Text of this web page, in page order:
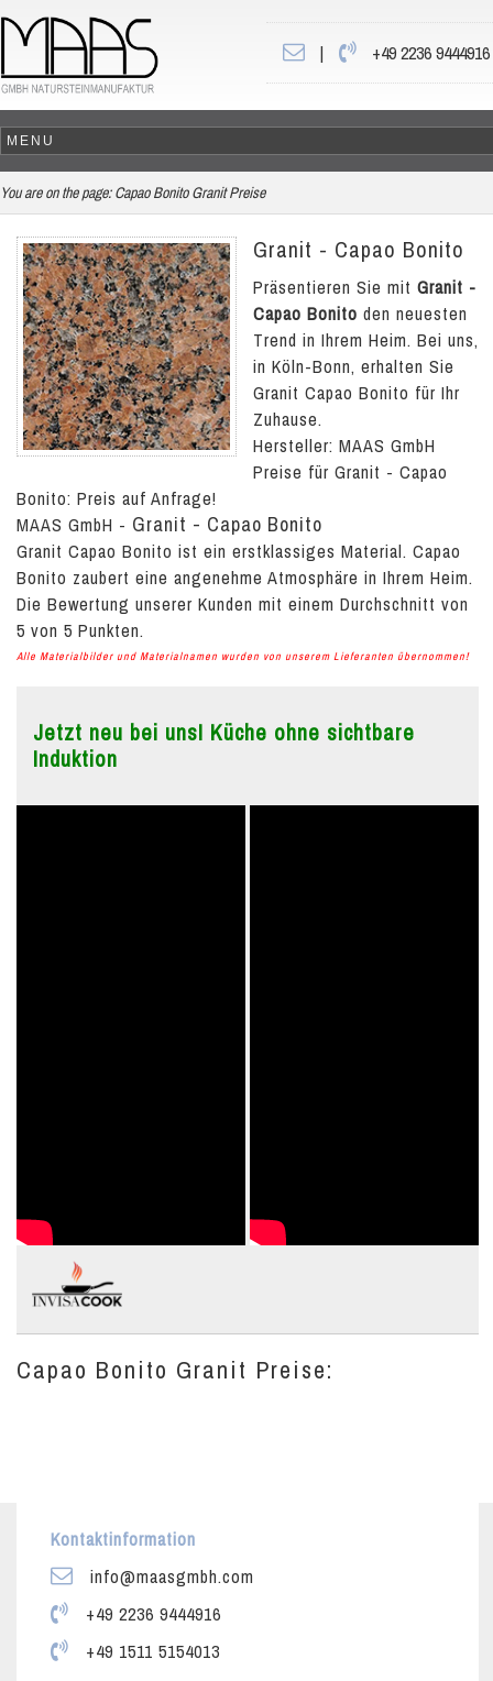
| +49 2236 9444916
You are on the page: Capao Bonito Granit Preise
Granit - Capao Bonito
Präsentieren Sie mit Granit -
Capao Bonito den neuesten
Trend in Ihrem Heim. Bei uns,
in Köln-Bonn, erhalten Sie
Granit Capao Bonito für Ihr
Zuhause.
Hersteller: MAAS GmbH
Preise für Granit - Capao
Bonito: Preis auf Anfrage!
MAAS GmbH - Granit - Capao Bonito
Granit Capao Bonito ist ein erstklassiges Material. Capao
Bonito zaubert eine angenehme Atmosphäre in Ihrem Heim.
Die Bewertung unserer Kunden mit einem Durchschnitt von
5 von 5 Punkten.
Alle Materialbilder und Materialnamen wurden von unserem Lieferanten übernommen!
Jetzt neu bei uns! Küche ohne sichtbare
Induktion
Capao Bonito Granit Preise:
Kontaktinformation
info@maasgmbh.com
+49 2236 9444916
+49 1511 5154013